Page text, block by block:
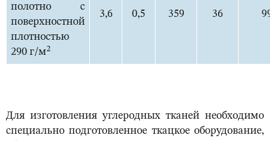
полотно с
поверхностной
плотностью
290 г/м2
3,6 0,5 359 36
Для изготовления углеродных тканей необходимо
специально подготовленное ткацкое оборудование,